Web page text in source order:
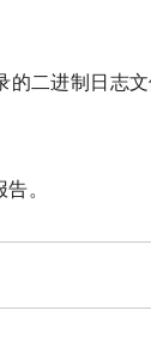
二进制日志
。